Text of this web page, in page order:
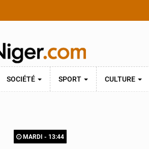
SOCIÉTÉ SPORT CULTURE
MARDI - 13:44